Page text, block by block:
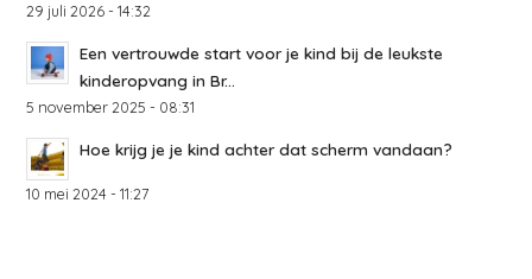
29 juli 2026 - 14:32
Een vertrouwde start voor je kind bij de leukste
kinderopvang in Br...
5 november 2025 - 08:31
Hoe krijg je je kind achter dat scherm vandaan?
10 mei 2024 - 11:27